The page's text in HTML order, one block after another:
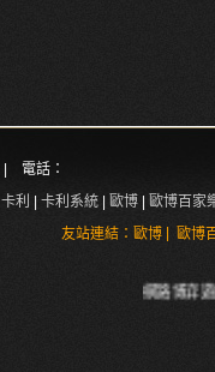
| 電話：
卡利
卡利系統 歐博
歐博百家
友站連結： 歐博| 歐博
網路博弈遊戲、真